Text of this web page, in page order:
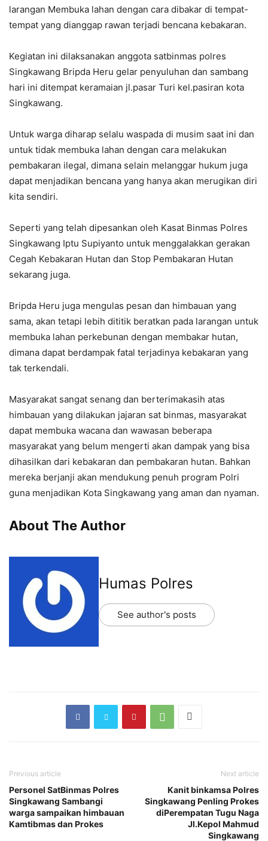
larangan Membuka lahan dengan cara dibakar di tempat-
tempat yang dianggap rawan terjadi bencana kebakaran.
Kegiatan ini dilaksanakan anggota satbinmas polres
Singkawang Bripda Heru gelar penyuluhan dan sambang
hari ini ditempat keramaian jl.pasar Turi kel.pasiran kota
Singkawang.
Untuk warga diharap selalu waspada di musim saat ini dan
untuk tidak membuka lahan dengan cara melakukan
pembakaran ilegal, dimana selain melanggar hukum juga
dapat menjadikan bencana yang hanya akan merugikan diri
kita sendiri.
Seperti yang telah dipesankan oleh Kasat Binmas Polres
Singkawang Iptu Supiyanto untuk menggalakkan gerakan
Cegah Kebakaran Hutan dan Stop Pembakaran Hutan
sekarang juga.
Bripda Heru juga mengulas pesan dan himbauan yang
sama, akan tetapi lebih dititik beratkan pada larangan untuk
membuka lahan perkebunan dengan membakar hutan,
dimana dapat berdampak fatal terjadinya kebakaran yang
tak terkendali.
Masyarakat sangat senang dan berterimakasih atas
himbauan yang dilakukan jajaran sat binmas, masyarakat
dapat membuka wacana dan wawasan beberapa
masyarakat yang belum mengerti akan dampak yang bisa
dihasilkan dari kebakaran dan pembakaran hutan. Bahkan
mereka berjanji akan mendukung penuh program Polri
guna menjadikan Kota Singkawang yang aman dan nyaman.
About The Author
Humas Polres
See author's posts
Previous article
Personel SatBinmas Polres
Singkawang Sambangi
warga sampaikan himbauan
Kamtibmas dan Prokes
Next article
Kanit binkamsa Polres
Singkawang Penling Prokes
diPerempatan Tugu Naga
Jl.Kepol Mahmud
Singkawang